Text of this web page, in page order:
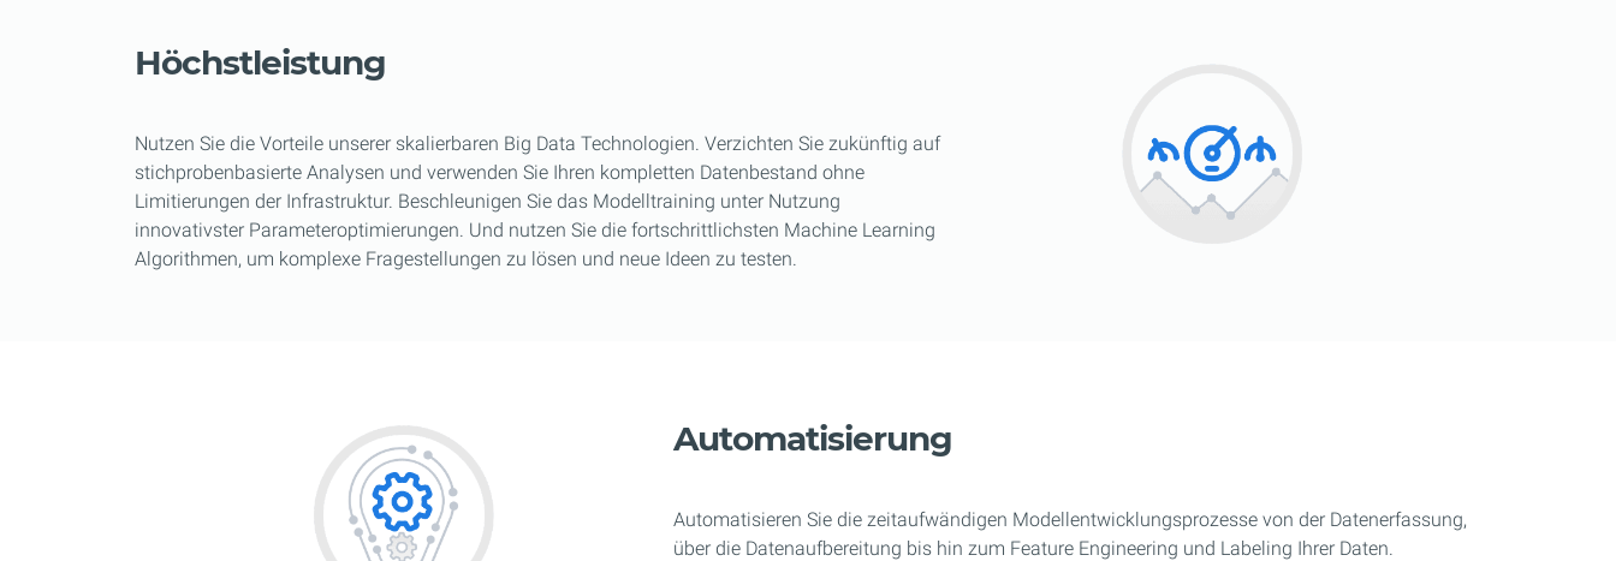
Höchstleistung
Nutzen Sie die Vorteile unserer skalierbaren Big Data Technologien. Verzichten Sie zukünftig auf
stichprobenbasierte Analysen und verwenden Sie Ihren kompletten Datenbestand ohne
Limitierungen der Infrastruktur. Beschleunigen Sie das Modelltraining unter Nutzung
innovativster Parameteroptimierungen. Und nutzen Sie die fortschrittlichsten Machine Learning
Algorithmen, um komplexe Fragestellungen zu lösen und neue Ideen zu testen.
Automatisierung
Automatisieren Sie die zeitaufwändigen Modellentwicklungsprozesse von der Datenerfassung,
über die Datenaufbereitung bis hin zum Feature Engineering und Labeling Ihrer Daten.